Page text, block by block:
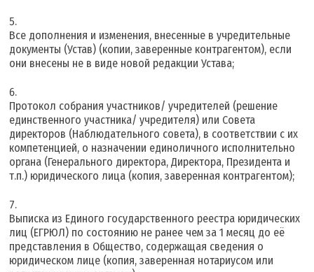
Все дополнения и изменения, внесенные в учредительные
документы (Устав) (копии, заверенные контрагентом), если
они внесены не в виде новой редакции Устава;
Протокол собрания участников/ учредителей (решение
единственного участника/ учредителя) или Совета
директоров (Наблюдательного совета), в соответствии с их
компетенцией, о назначении единоличного исполнительно
органа (Генерального директора, Директора, Президента и
т.п.) юридического лица (копия, заверенная контрагентом);
Выписка из Единого государственного реестра юридических
лиц (ЕГРЮЛ) по состоянию не ранее чем за 1 месяц до её
представления в Общество, содержащая сведения о
юридическом лице (копия, заверенная нотариусом или